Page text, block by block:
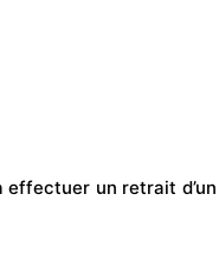
un retrait